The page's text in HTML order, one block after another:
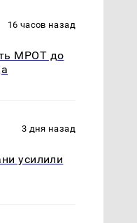
16 часов назад
МРОТ до
3 дня назад
усилили